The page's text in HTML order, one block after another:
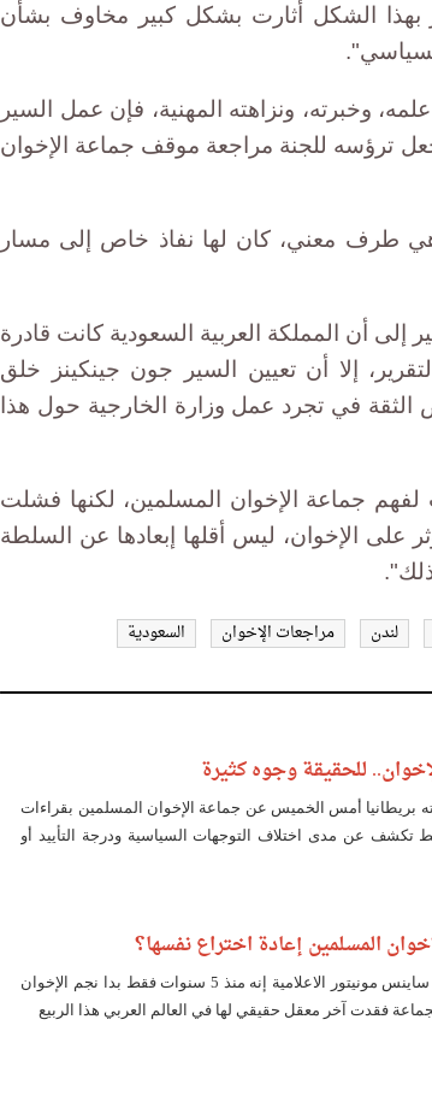
بهذا الشكل أثارت بشكل كبير مخاوف بشأن
وخبرته، ونزاهته المهنية، فإن عمل السير
ترؤسه للجنة مراجعة موقف جماعة الإخوان
وهي طرف معني، كان لها نفاذ خاص إلى مسار
إلى أن المملكة العربية السعودية كانت قادرة
إلا أن تعيين السير جون جينكينز خلق
الثقة في تجرد عمل وزارة الخارجية حول هذا
جماعة الإخوان المسلمين، لكنها فشلت
على الإخوان، ليس أقلها إبعادها عن السلطة
لندن مراجعات الإخوان السعودية
للحقيقة وجوه كثيرة
بريطانيا أمس الخميس عن جماعة الإخوان المسلمين بقراءات
تكشف عن مدى اختلاف التوجهات السياسية ودرجة التأييد أو
المسلمين إعادة اختراع نفسها؟
قالت مؤسسة كريستيان ساينس مونيتور الاعلامية إنه منذ 5 سنوات فقط بدا نجم الإخوان
فقدت آخر معقل حقيقي لها في العالم العربي هذا الربيع